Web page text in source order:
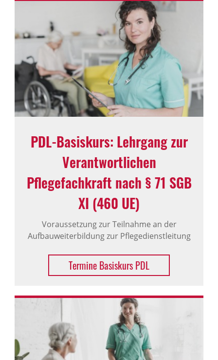
PDL-Basiskurs: Lehrgang zur
Verantwortlichen
Pflegefachkraft nach § 71 SGB
XI (460 UE)
Voraussetzung zur Teilnahme an der
Aufbauweiterbildung zur Pflegedienstleitung
Termine Basiskurs PDL